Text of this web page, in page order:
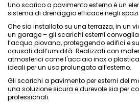
Uno scarico a pavimento esterno è un
sistema di drenaggio efficace negli
Che sia installato su una terrazza, in un
un garage – gli scarichi esterni
l’acqua piovana, proteggendo edifici e
causati dall’umidità. Realizzati con
atmosferici come l'acciaio inox o
ideali per un uso prolungato all’esterno.
Gli scarichi a pavimento per esterni del
una soluzione sicura e durevole sia per
professionali.